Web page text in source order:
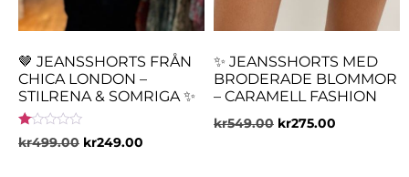
🤎 JEANSSHORTS FRÅN
CHICA LONDON –
STILRENA & SOMRIGA ✨
Betygsatt
1.00
kr499.00 kr249.00
✨ JEANSSHORTS MED
BRODERADE BLOMMOR
– CARAMELL FASHION
kr549.00 kr275.00